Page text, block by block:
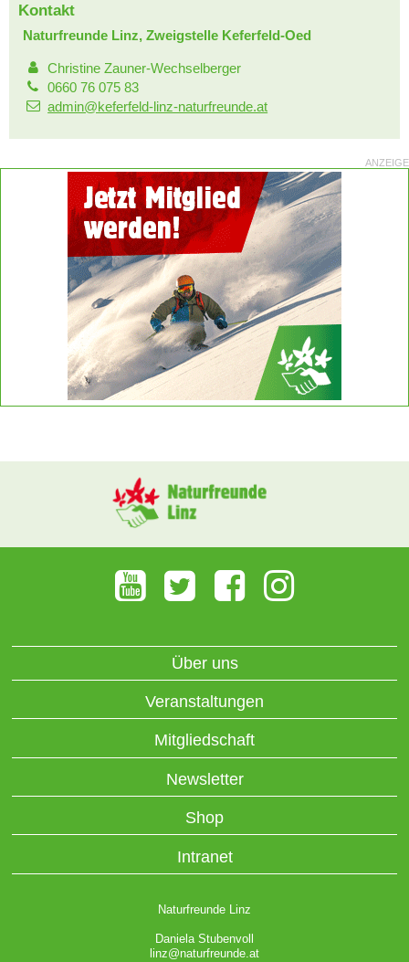
Kontakt
Naturfreunde Linz, Zweigstelle Keferfeld-Oed
Christine Zauner-Wechselberger
0660 76 075 83
admin@keferfeld-linz-naturfreunde.at
ANZEIGE
Über uns
Veranstaltungen
Mitgliedschaft
Newsletter
Shop
Intranet
Naturfreunde Linz
Daniela Stubenvoll
linz@naturfreunde.at